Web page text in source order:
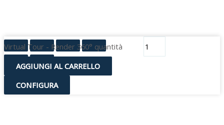
Virtual Tour - Render 360° quantità
AGGIUNGI AL CARRELLO
CONFIGURA